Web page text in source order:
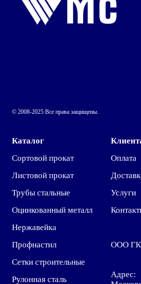
© 2008-2025 Все права защищены.
Каталог
Сортовой прокат
Листовой прокат
Трубы стальные
Оцинкованный металл
Нержавейка
Профнастил
Сетки строительные
Рулонная сталь
Оплата
Услуги
ООО
Адрес: